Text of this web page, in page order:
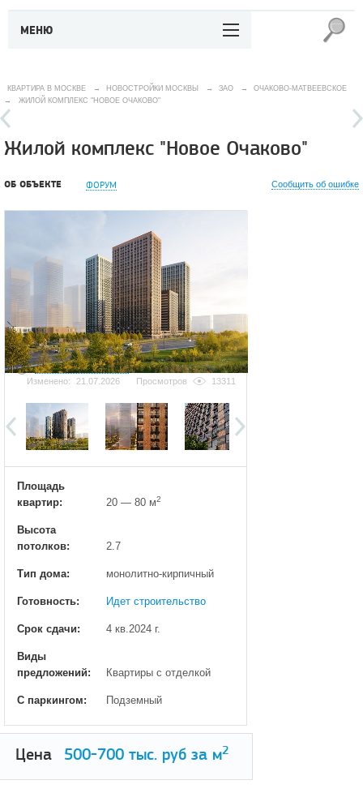
МЕНЮ
КВАРТИРА В МОСКВЕ → НОВОСТРОЙКИ МОСКВЫ → ЗАО →
ОЧАКОВО-МАТВЕЕВСКОЕ
→
ЖИЛОЙ КОМПЛЕКС "НОВОЕ ОЧАКОВО"
Жилой комплекс "Новое Очаково"
ОБ ОБЪЕКТЕ ФОРУМ Сообщить об ошибке
Добавить фотографию
Изменено:
21.07.2026 Просмотров 13311
Площадь
квартир:
20 — 80 м2
Высота
потолков:
2.7
Тип дома: монолитно-кирпичный
Готовность: Идет строительство
Срок сдачи: 4 кв.2024 г.
Виды
предложений:
Квартиры с отделкой
С паркингом: Подземный
Цена 500-700 тыс. руб за м2